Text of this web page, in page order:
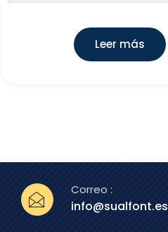
Leer más
Correo :
info@sualfont.es